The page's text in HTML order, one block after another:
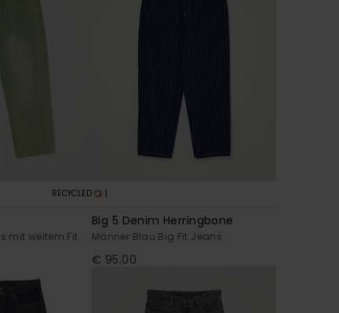
RECYCLED
mit weitem Fit
1
Big 5 Denim Herringbone
Männer Blau Big Fit Jeans
€ 95,00